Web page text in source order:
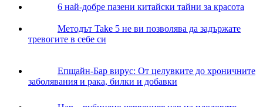
6 най-добре пазени китайски тайни за красота
Методът Take 5 не ви позволява да задържате
тревогите в себе си
Епщайн-Бар вирус: Oт целувките до хроничните
заболявания и рака, билки и добавки